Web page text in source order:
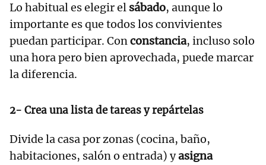
Lo habitual es elegir el sábado, aunque lo
importante es que todos los convivientes
puedan participar. Conconstancia, incluso solo
una hora pero bien aprovechada, puede marcar
la diferencia.
2- Crea una lista de tareas y repártelas
Divide la casa por zonas (cocina, baño,
habitaciones, salón o entrada) yasigna